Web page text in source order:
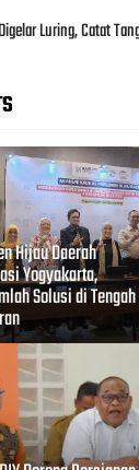
Luring, Catat
Hijau Daerah
Yogyakarta,
Solusi di Tengah